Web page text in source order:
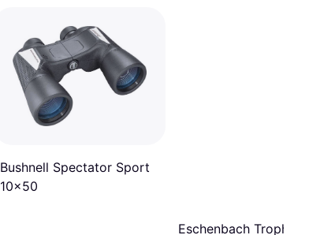
Bushnell Spectator Sport
10x50
Eschenbach Trophy